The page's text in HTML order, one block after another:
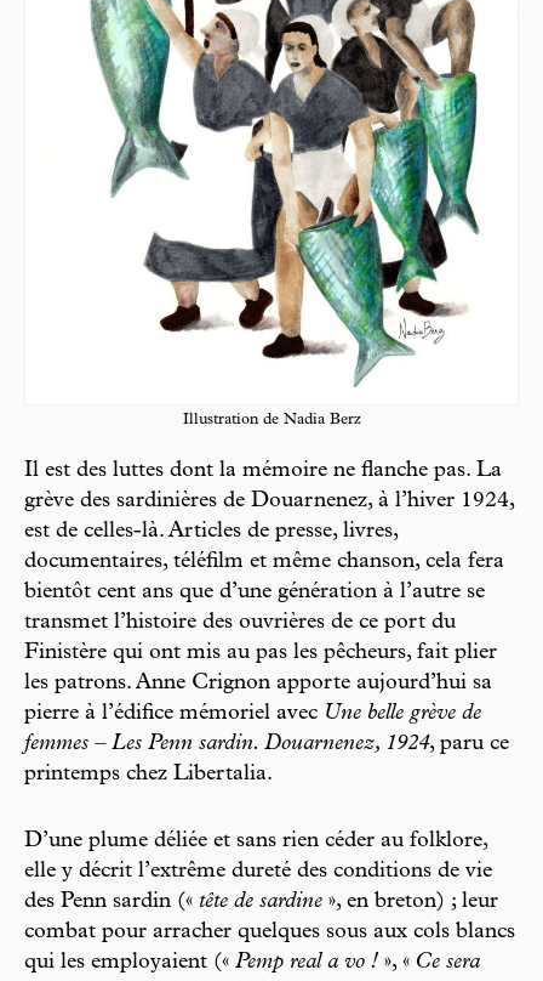
Illustration de Nadia Berz
Il est des luttes dont la mémoire ne flanche pas. La
grève des sardinières de Douarnenez, à l’hiver 1924,
est de celles-là. Articles de presse, livres,
documentaires, téléfilm et même chanson, cela fera
bientôt cent ans que d’une génération à l’autre se
transmet l’histoire des ouvrières de ce port du
Finistère qui ont mis au pas les pêcheurs, fait plier
les patrons. Anne Crignon apporte aujourd’hui sa
pierre à l’édifice mémoriel avec Une belle grève de
femmes – Les Penn sardin. Douarnenez, 1924, paru ce
printemps chez Libertalia.
D’une plume déliée et sans rien céder au folklore,
elle y décrit l’extrême dureté des conditions de vie
des Penn sardin (« tête de sardine », en breton) ; leur
combat pour arracher quelques sous aux cols blancs
qui les employaient (« Pemp real a vo ! », « Ce sera